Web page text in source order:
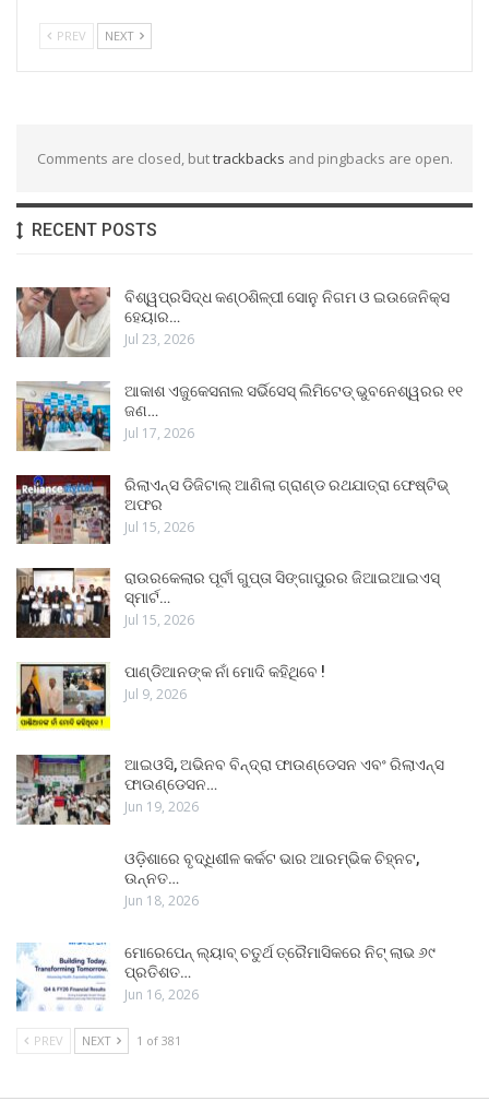
PREV NEXT
Comments are closed, buttrackbacks and pingbacks are open.
RECENT POSTS
ବିଶ୍ୱପ୍ରସିଦ୍ଧ କଣ୍ଠଶିଳ୍ପୀ ସୋନୁ ନିଗମ ଓ ଇଉଜେନିକ୍ସ
ହେୟାର…
Jul 23, 2026
ଆକାଶ ଏଜୁକେସନାଲ ସର୍ଭିସେସ୍ ଲିମିଟେଡ୍ ଭୁବନେଶ୍ୱରର ୧୧
ଜଣ…
Jul 17, 2026
ରିଲାଏନ୍ସ ଡିଜିଟାଲ୍ ଆଣିଲା ଗ୍ରାଣ୍ଡ ରଥଯାତ୍ରା ଫେଷ୍ଟିଭ୍
ଅଫର
Jul 15, 2026
ରାଉରକେଲାର ପୂର୍ବୀ ଗୁପ୍ତା ସିଙ୍ଗାପୁରର ଜିଆଇଆଇଏସ୍
ସ୍ମାର୍ଟ…
Jul 15, 2026
ପାଣ୍ଡିଆନଙ୍କ ନାଁ ମୋଦି କହିଥିବେ !
Jul 9, 2026
ଆଇଓସି, ଅଭିନବ ବିନ୍ଦ୍ରା ଫାଉଣ୍ଡେସନ ଏବଂ ରିଲାଏନ୍ସ
ଫାଉଣ୍ଡେସନ…
Jun 19, 2026
ଓଡ଼ିଶାରେ ବୃଦ୍ଧିଶୀଳ କର୍କଟ ଭାର ଆରମ୍ଭିକ ଚିହ୍ନଟ,
ଉନ୍ନତ…
Jun 18, 2026
ମୋରେପେନ୍ ଲ୍ୟାବ୍ ଚତୁର୍ଥ ତ୍ରୈମାସିକରେ ନିଟ୍ ଲାଭ ୬୯
ପ୍ରତିଶତ…
Jun 16, 2026
PREV NEXT 1 of 381